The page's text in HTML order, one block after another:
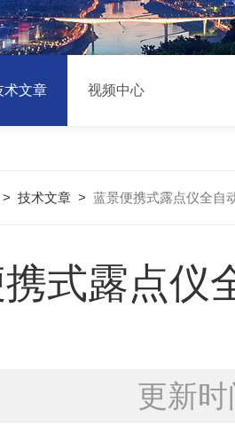
术文章 视频中心
> 技术文章 > 蓝景便携式露点仪全自
式露点仪
更新